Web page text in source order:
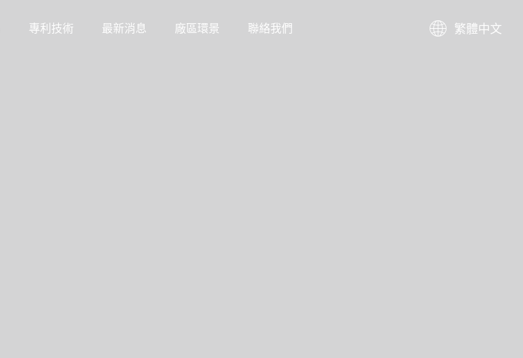
專利技術 最新消息 廠區環景 聯絡我們 繁體中文